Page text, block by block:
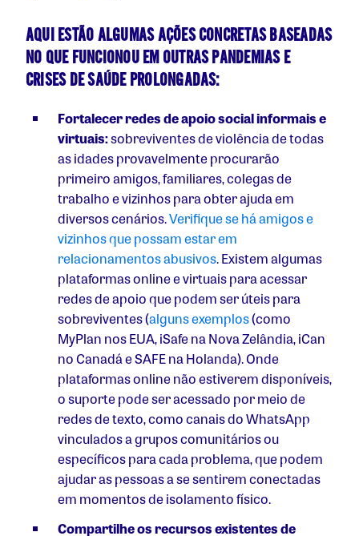
AQUI ESTÃO ALGUMAS AÇÕES CONCRETAS BASEADAS
NO QUE FUNCIONOU EM OUTRAS PANDEMIAS E
CRISES DE SAÚDE PROLONGADAS:
Fortalecer redes de apoio social informais e
virtuais:sobreviventes de violência de todas
as idades provavelmente procurarão
primeiro amigos, familiares, colegas de
trabalho e vizinhos para obter ajuda em
diversos cenários.Verifique se há amigos e
vizinhos que possam estar em
relacionamentos abusivos. Existem algumas
plataformas online e virtuais para acessar
redes de apoio que podem ser úteis para
sobreviventes(alguns exemplos(como
MyPlan nos EUA, iSafe na Nova Zelândia, iCan
no Canadá e SAFE na Holanda). Onde
plataformas online não estiverem disponíveis,
o suporte pode ser acessado por meio de
redes de texto, como canais do WhatsApp
vinculados a grupos comunitários ou
específicos para cada problema, que podem
ajudar as pessoas a se sentirem conectadas
em momentos de isolamento físico.
Compartilhe os recursos existentes de